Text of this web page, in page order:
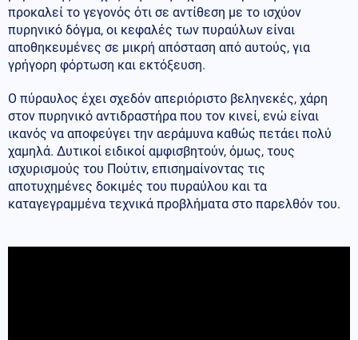
προκαλεί το γεγονός ότι σε αντίθεση με το ισχύον
πυρηνικό δόγμα, οι κεφαλές των πυραύλων είναι
αποθηκευμένες σε μικρή απόσταση από αυτούς, για
γρήγορη φόρτωση και εκτόξευση.
Ο πύραυλος έχει σχεδόν απεριόριστο βεληνεκές, χάρη
στον πυρηνικό αντιδραστήρα που τον κινεί, ενώ είναι
ικανός να αποφεύγει την αεράμυνα καθώς πετάει πολύ
χαμηλά. Δυτικοί ειδικοί αμφισβητούν, όμως, τους
ισχυρισμούς του Πούτιν, επισημαίνοντας τις
αποτυχημένες δοκιμές του πυραύλου και τα
καταγεγραμμένα τεχνικά προβλήματα στο παρελθόν του.